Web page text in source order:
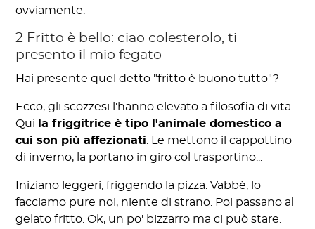
ovviamente.
2 Fritto è bello: ciao colesterolo, ti
presento il mio fegato
Hai presente quel detto "fritto è buono tutto"?
Ecco, gli scozzesi l'hanno elevato a filosofia di vita.
Qui
la friggitrice è tipo l'animale domestico a
cui son più affezionati. Le mettono il cappottino
di inverno, la portano in giro col trasportino...
Iniziano leggeri, friggendo la pizza. Vabbè, lo
facciamo pure noi, niente di strano. Poi passano al
gelato fritto. Ok, un po' bizzarro ma ci può stare.